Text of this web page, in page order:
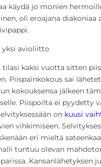
käydä jo monien
oli eroajana diakoniaa
yksi avioliitto
tilasi kaksi vuotta sitten
Piispainkokous sai
kokouksensa jälkeen
Piispoilta ei pyydetty
on kuusi
vihkimiseen.
eri mieltä
tuntuu olevan
Kansanlähetyksen